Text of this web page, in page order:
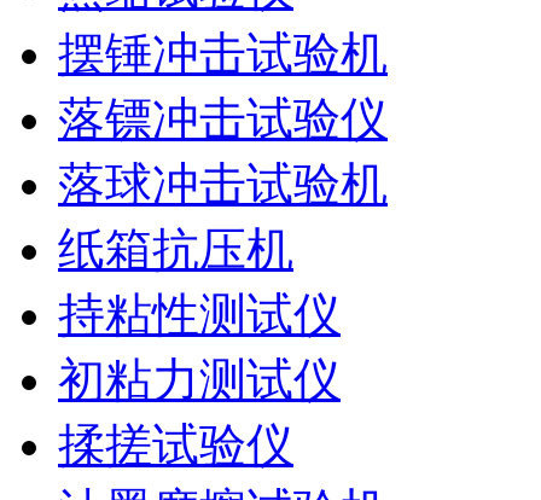
摆锤冲击试验机
落镖冲击试验仪
落球冲击试验机
纸箱抗压机
持粘性测试仪
初粘力测试仪
揉搓试验仪